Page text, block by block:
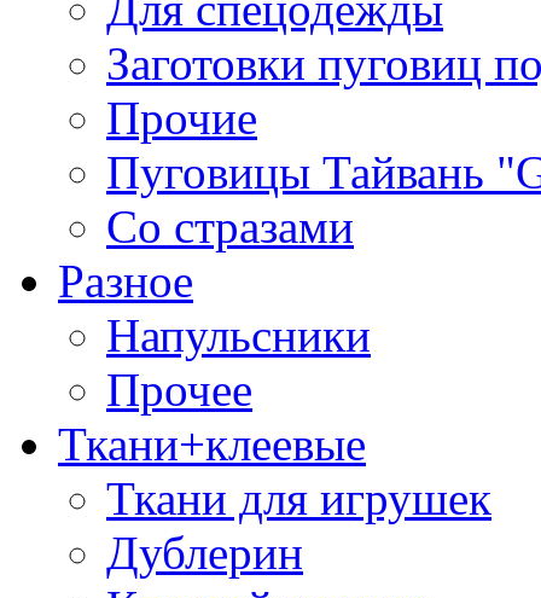
Заготовки пуговиц
Прочие
Пуговицы Тайвань
Со стразами
Разное
Напульсники
Прочее
Ткани+клеевые
Ткани для игрушек
Дублерин